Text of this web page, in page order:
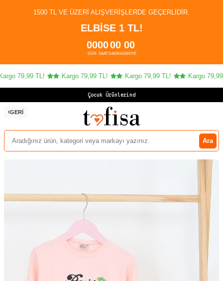
1500 TL VE ÜZERI ALIŞVERIŞLERDE GEÇERLIDIR.
ELBİSE 1 TL!
00
GÜN
00
SAAT
00
DAKIKA
00
SANIYE
79,99 TL! Kargo 79,99 TL! Kargo 79,99 TL! Kargo 79,99
Çocuk Ürünlerinde 4
GERI
Ara